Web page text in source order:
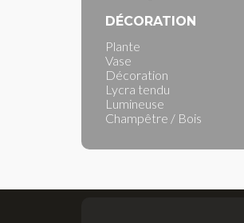
DÉCORATION
Plante
Vase
Décoration
Lycra tendu
Lumineuse
Champêtre / Bois